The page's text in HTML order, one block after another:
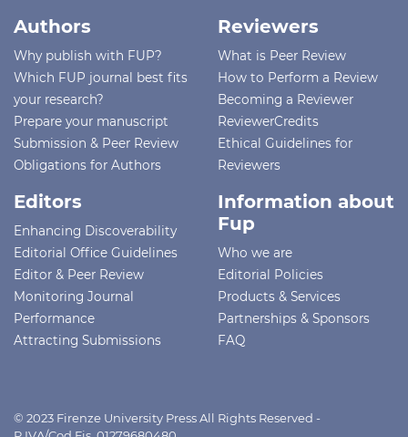
Authors
Why publish with FUP?
Which FUP journal best fits
your research?
Prepare your manuscript
Submission & Peer Review
Obligations for Authors
Reviewers
What is Peer Review
How to Perform a Review
Becoming a Reviewer
ReviewerCredits
Ethical Guidelines for
Reviewers
Editors
Enhancing Discoverability
Editorial Office Guidelines
Editor & Peer Review
Monitoring Journal
Performance
Attracting Submissions
Information about
Fup
Who we are
Editorial Policies
Products & Services
Partnerships & Sponsors
FAQ
© 2023 Firenze University Press All Rights Reserved -